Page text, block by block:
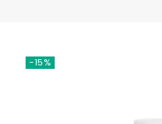
-15%